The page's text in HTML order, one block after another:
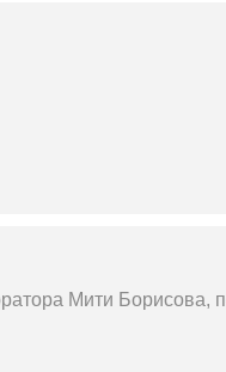
Мити Борисова,